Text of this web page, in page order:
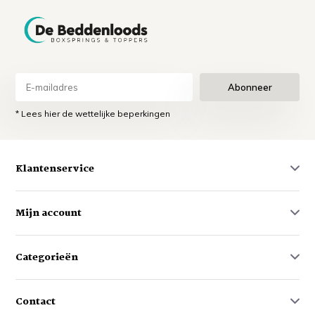
Abonneer
* Lees hier de wettelijke beperkingen
Klantenservice
Mijn account
Categorieën
Contact